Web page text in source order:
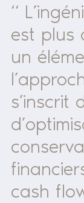
“
est plus
un
s’inscrit
cash